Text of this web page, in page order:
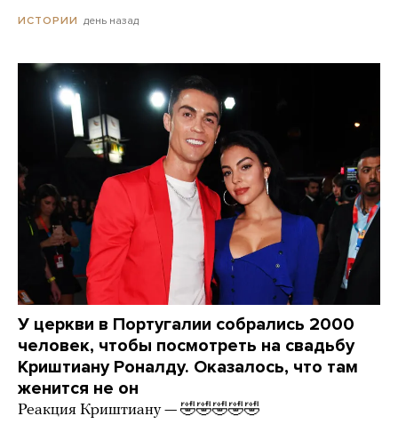
ИСТОРИИ день назад
У церкви в Португалии собрались 2000
человек, чтобы посмотреть на свадьбу
Криштиану Роналду. Оказалось, что там
женится не он
Реакция Криштиану — 🤣🤣🤣🤣🤣